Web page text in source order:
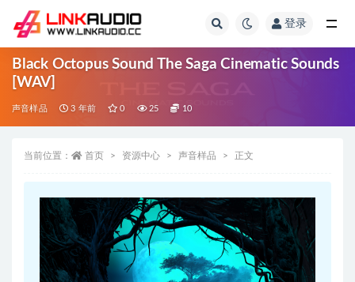
登录
Black Octopus Sound The Saga Cinematic Sounds
[WAV]
声音样品 3 年前 0 25 10
当前位置： 首页 资源中心 声音样品 正文